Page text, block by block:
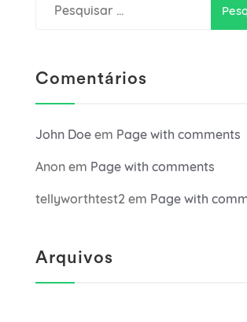
por:
Comentários
John Doe em Page with comments
Anon em Page with comments
tellyworthtest2 em Page with
Arquivos